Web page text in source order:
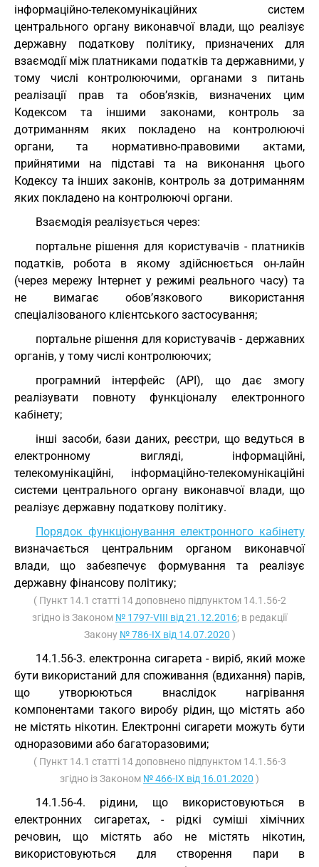
інформаційно-телекомунікаційних систем
центрального органу виконавчої влади, що реалізує
державну податкову політику, призначених для
взаємодії між платниками податків та державними, у
тому числі контролюючими, органами з питань
реалізації прав та обов’язків, визначених цим
Кодексом та іншими законами, контроль за
дотриманням яких покладено на контролюючі
органи, та нормативно-правовими актами,
прийнятими на підставі та на виконання цього
Кодексу та інших законів, контроль за дотриманням
яких покладено на контролюючі органи.
Взаємодія реалізується через:
портальне рішення для користувачів - платників
податків, робота в якому здійснюється он-лайн
(через мережу Інтернет у режимі реального часу) та
не вимагає обов’язкового використання
спеціалізованого клієнтського застосування;
портальне рішення для користувачів - державних
органів, у тому числі контролюючих;
програмний інтерфейс (API), що дає змогу
реалізувати повноту функціоналу електронного
кабінету;
інші засоби, бази даних, реєстри, що ведуться в
електронному вигляді, інформаційні,
телекомунікаційні, інформаційно-телекомунікаційні
системи центрального органу виконавчої влади, що
реалізує державну податкову політику.
Порядок функціонування електронного кабінету
визначається центральним органом виконавчої
влади, що забезпечує формування та реалізує
державну фінансову політику;
( Пункт 14.1 статті 14 доповнено підпунктом 14.1.56-2
згідно із Законом № 1797-VIII від 21.12.2016; в редакції
Закону № 786-IX від 14.07.2020 )
14.1.56-3. електронна сигарета - виріб, який може
бути використаний для споживання (вдихання) парів,
що утворюються внаслідок нагрівання
компонентами такого виробу рідин, що містять або
не містять нікотин. Електронні сигарети можуть бути
одноразовими або багаторазовими;
( Пункт 14.1 статті 14 доповнено підпунктом 14.1.56-3
згідно із Законом № 466-IX від 16.01.2020 )
14.1.56-4. рідини, що використовуються в
електронних сигаретах, - рідкі суміші хімічних
речовин, що містять або не містять нікотин,
використовуються для створення пари в